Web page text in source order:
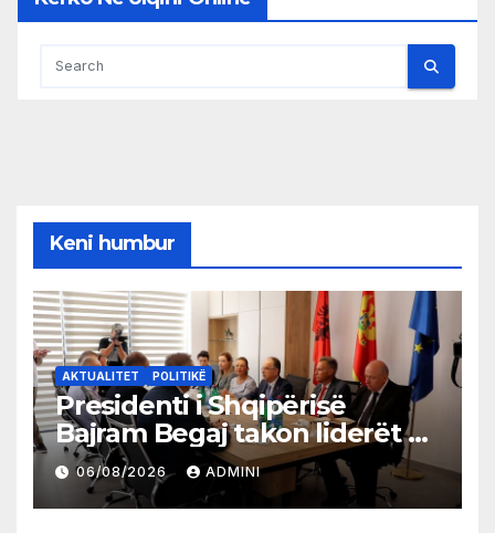
Keni humbur
AKTUALITET POLITIKË
Presidenti i Shqipërisë
Bajram Begaj takon liderët e
partive shqiptare në Ulqin
06/08/2026 ADMINI